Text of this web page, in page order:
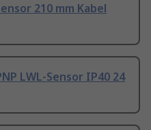
210 mm Kabel
LWL-Sensor IP40 24